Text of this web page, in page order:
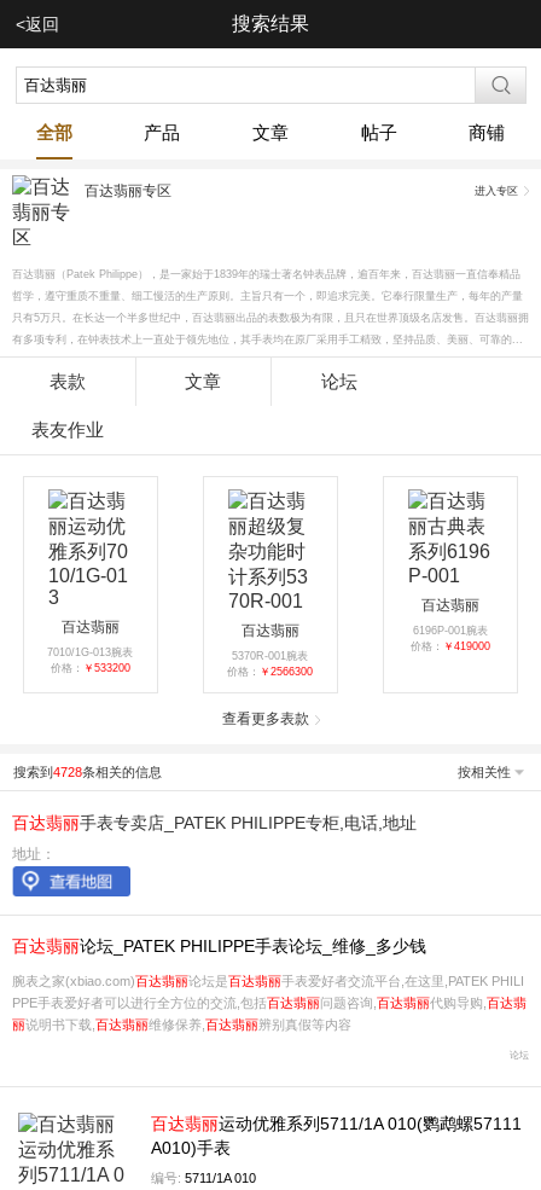
<返回 搜索结果
全部 产品 文章 帖子 商铺
百达翡丽专区 进入专区
百达翡丽（Patek Philippe），是一家始于1839年的瑞士著名钟表品牌，逾百年来，百达翡丽一直信奉精品
哲学，遵守重质不重量、细工慢活的生产原则。主旨只有一个，即追求完美。它奉行限量生产，每年的产量
只有5万只。在长达一个半多世纪中，百达翡丽出品的表数极为有限，且只在世界顶级名店发售。百达翡丽拥
有多项专利，在钟表技术上一直处于领先地位，其手表均在原厂采用手工精致，坚持品质、美丽、可靠的...
表款 文章 论坛
表友作业
百达翡丽
7010/1G-013腕表
价格： ￥533200
百达翡丽
5370R-001腕表
价格： ￥2566300
百达翡丽
6196P-001腕表
价格： ￥419000
查看更多表款
搜索到4728条相关的信息 按相关性
百达翡丽手表专卖店_PATEK PHILIPPE专柜,电话,地址
地址：
百达翡丽论坛_PATEK PHILIPPE手表论坛_维修_多少钱
腕表之家(xbiao.com)百达翡丽论坛是百达翡丽手表爱好者交流平台,在这里,PATEK PHILI
PPE手表爱好者可以进行全方位的交流,包括百达翡丽问题咨询, 百达翡丽代购导购, 百达翡
丽说明书下载, 百达翡丽维修保养, 百达翡丽辨别真假等内容
论坛
百达翡丽运动优雅系列5711/1A 010(鹦鹉螺57111
A010)手表
编号: 5711/1A 010